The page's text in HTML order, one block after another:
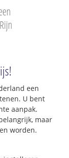
een
U bent
aanpak.
maar
worden.